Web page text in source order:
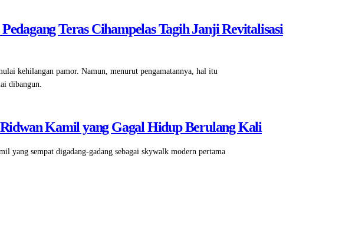
Teras Cihampelas Tagih Janji Revitalisasi
kehilangan pamor. Namun, menurut pengamatannya, hal itu
dibangun.
Kamil yang Gagal Hidup Berulang Kali
yang sempat digadang-gadang sebagai skywalk modern pertama